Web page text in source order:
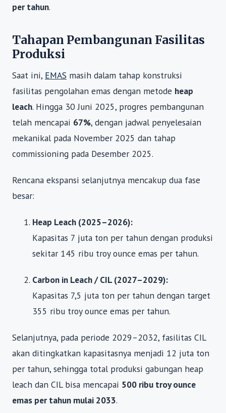
per tahun.
Tahapan Pembangunan Fasilitas
Produksi
Saat ini, EMAS masih dalam tahap konstruksi
fasilitas pengolahan emas dengan metode heap
leach. Hingga 30 Juni 2025, progres pembangunan
telah mencapai 67%, dengan jadwal penyelesaian
mekanikal pada November 2025 dan tahap
commissioning pada Desember 2025.
Rencana ekspansi selanjutnya mencakup dua fase
besar:
Heap Leach (2025–2026):
Kapasitas 7 juta ton per tahun dengan produksi
sekitar 145 ribu troy ounce emas per tahun.
Carbon in Leach / CIL (2027–2029):
Kapasitas 7,5 juta ton per tahun dengan target
355 ribu troy ounce emas per tahun.
Selanjutnya, pada periode 2029–2032, fasilitas CIL
akan ditingkatkan kapasitasnya menjadi 12 juta ton
per tahun, sehingga total produksi gabungan heap
leach dan CIL bisa mencapai 500 ribu troy ounce
emas per tahun mulai 2033.